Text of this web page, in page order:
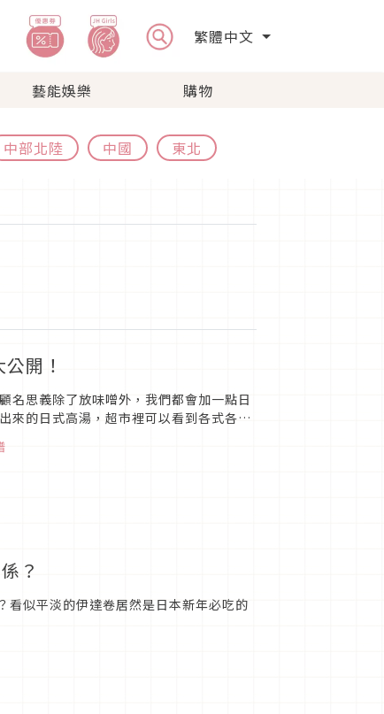
繁體中文
藝能娛樂 購物
中部北陸 中國 東北
開！
名思義除了放味噌外，我們都會加一點日
來的日式高湯，超市裡可以看到各式各樣
？
似平淡的伊達卷居然是日本新年必吃的